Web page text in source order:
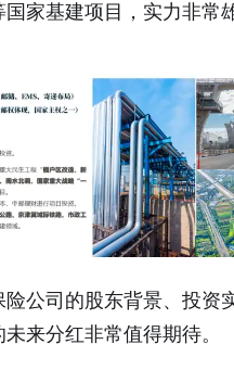
家基建项目，实力非常
险公司的股东背景、投资
来分红非常值得期待。